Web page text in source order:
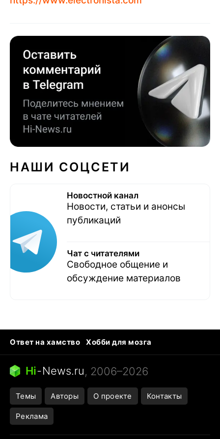
НАШИ СОЦСЕТИ
Новостной канал
Новости, статьи и анонсы
публикаций
Чат с читателями
Свободное общение и
обсуждение материалов
Ответ на хамство
Хобби для мозга
Бензин 100 vs 95
Тунцы в океанариуме
Следующая пандемия
Hi-News.ru, 2006–2026
Темы Авторы О проекте Контакты
Реклама